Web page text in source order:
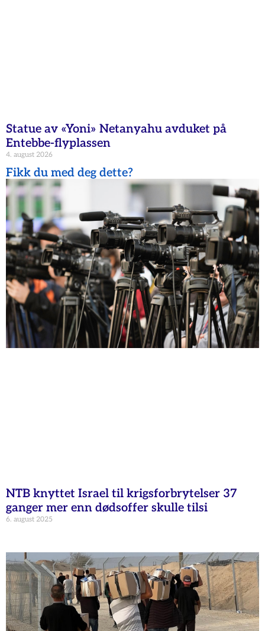
Statue av «Yoni» Netanyahu avduket på
Entebbe-flyplassen
4. august 2026
Fikk du med deg dette?
NTB knyttet Israel til krigsforbrytelser 37
ganger mer enn dødsoffer skulle tilsi
6. august 2025